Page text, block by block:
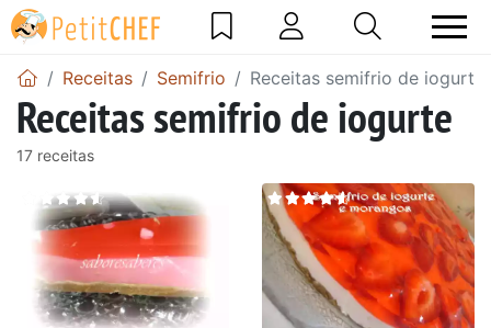
Receitas Semifrio Receitas semifrio de iogurte
Receitas semifrio de iogurte
17 receitas